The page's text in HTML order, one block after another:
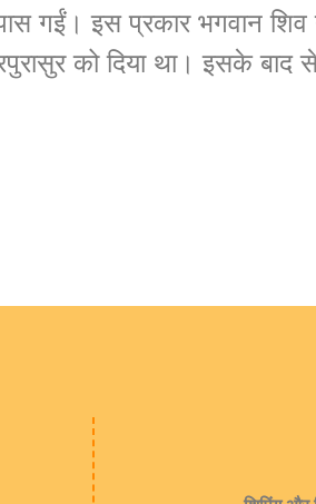
गईं। इस प्रकार भगवान शिव
को दिया था। इसके बाद